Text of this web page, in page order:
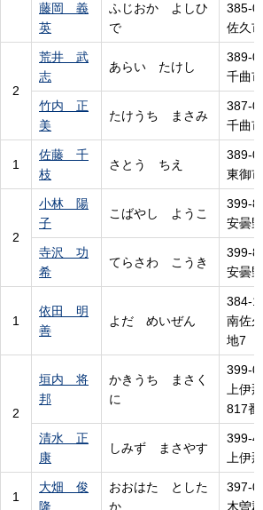
藤岡 義
英
ふじおか よしひ
で
385-
佐久
2
荒井 武
志
あらい たけし
389-
千曲
竹内 正
美
たけうち ま さみ
387-
千曲
1
佐藤 千
枝
さとう ちえ
389-
東御
2
小林 陽
子
こばやし ようこ
399-
安曇
寺沢 功
希
てらさわ こうき
399-
安曇
1
依田 明
善
よだ めいぜん
384-
南佐
地7
2
垣内 将
邦
かきうち まさく
に
399-
上伊
817番
清水 正
康
しみず まさやす
399-
上伊
1
大畑 俊
隆
おおはた と した
か
397-
木曽